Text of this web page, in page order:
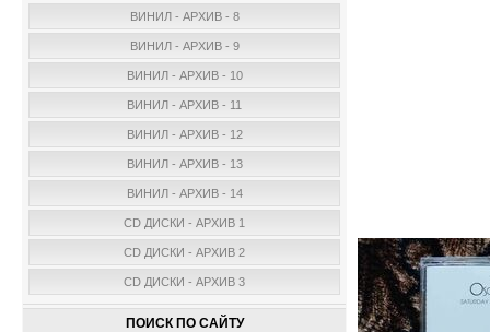
ВИНИЛ - АРХИВ - 8
ВИНИЛ - АРХИВ - 9
ВИНИЛ - АРХИВ - 10
ВИНИЛ - АРХИВ - 11
ВИНИЛ - АРХИВ - 12
ВИНИЛ - АРХИВ - 13
ВИНИЛ - АРХИВ - 14
CD ДИСКИ - АРХИВ 1
CD ДИСКИ - АРХИВ 2
CD ДИСКИ - АРХИВ 3
ПОИСК ПО САЙТУ